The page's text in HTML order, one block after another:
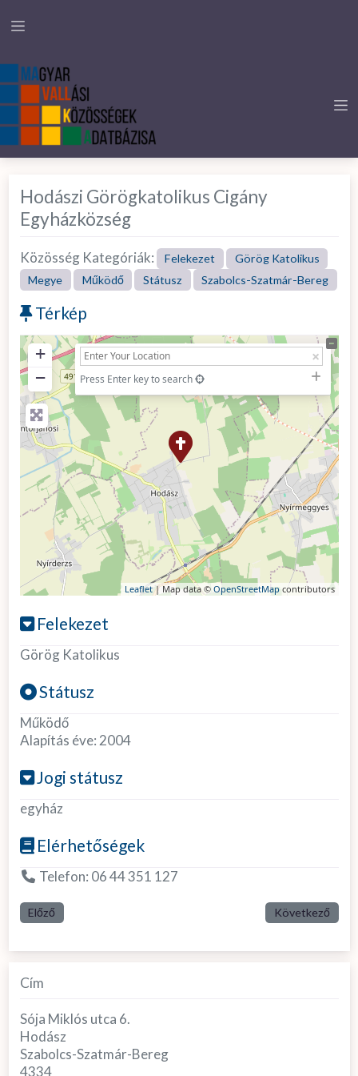
Hodászi Görögkatolikus Cigány
Egyházközség
Közösség Kategóriák: Felekezet
Görög Katolikus
Megye
Működő Státusz Szabolcs-Szatmár-Bereg
Térkép
+
−
Press Enter key to search
Leaflet| Map data © OpenStreetMapcontributors
Felekezet
Görög Katolikus
Státusz
Működő
Alapítás éve: 2004
Jogi státusz
egyház
Elérhetőségek
Telefon: 06 44 351 127
Előző Következő
Cím
Sója Miklós utca 6.
Hodász
Szabolcs-Szatmár-Bereg
4334